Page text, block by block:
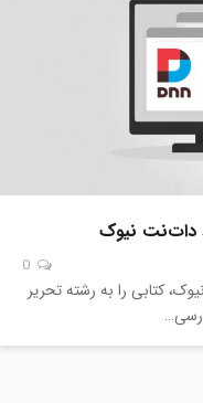
دات‌نت نیوک
کتابی را به رشته تحریر